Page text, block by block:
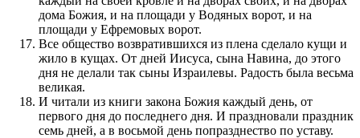
дома Божия, и на площади у Водяных ворот, и на
площади у Ефремовых ворот.
Все общество возвратившихся из плена сделало кущи и
жило в кущах. От дней Иисуса, сына Навина, до этого
дня не делали так сыны Израилевы. Радость была весьма
великая.
И читали из книги закона Божия каждый день, от
первого дня до последнего дня. И праздновали праздник
семь дней, а в восьмой день попразднество по уставу.